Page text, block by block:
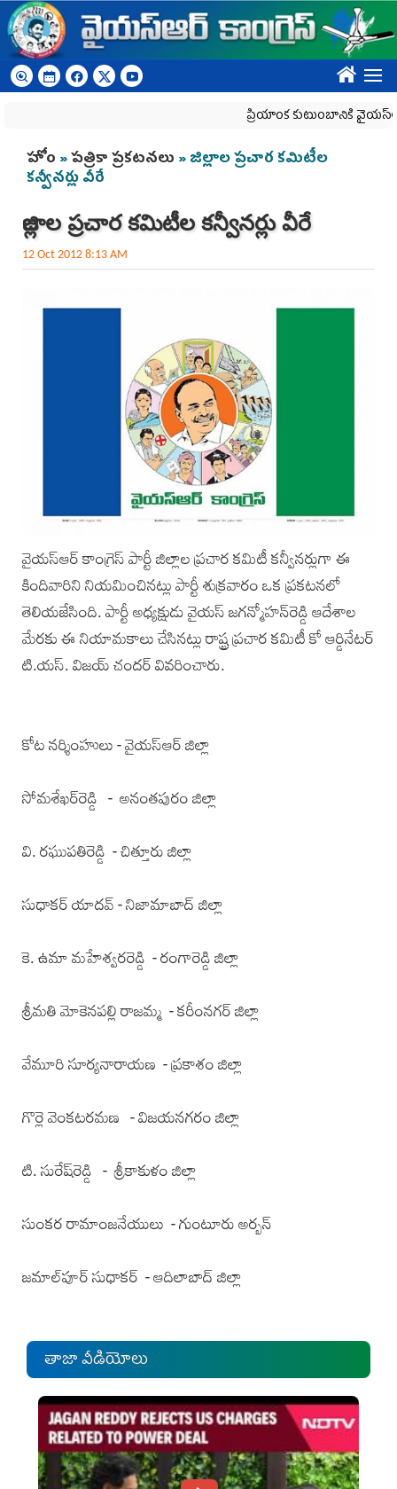
Skip to main content
????
ప్రియాంక కుటుంబానికి
You are here
హోం »పత్రికా ప్రకటనలు » జిల్లాల ప్రచార కమిటీల
కన్వీనర్లు వీరే
జిల్లాల ప్రచార కమిటీల కన్వీనర్లు వీరే
12 Oct 2012 8:13 AM
వైయస్‌ఆర్‌ కాంగ్రెస్‌ పార్టీ జిల్లాల ప్రచార కమిటీ కన్వీనర్లుగా ఈ
కిందివారిని నియమించినట్లు పార్టీ శుక్రవారం ఒక ప్రకటనలో
తెలియజేసింది. పార్టీ అధ్యక్షుడు వైయస్‌ జగన్మోహన్‌రెడ్డి ఆదేశాల
మేరకు ఈ నియామకాలు చేసినట్లు రాష్ట్ర ప్రచార కమిటీ కో ఆర్డినేటర్‌
టి.యస్‌. విజయ్‌ చందర్‌ వివరించారు.
కోట నర్శింహులు - వైయస్‌ఆర్‌ జిల్లా
సోమశేఖర్‌రెడ్డి - అనంతపురం జిల్లా
వి. రఘుపతిరెడ్డి - చిత్తూరు జిల్లా
సుధాకర్‌ యాదవ్‌ - నిజామాబాద్‌ జిల్లా
కె. ఉమా మహేశ్వరరెడ్డి - రంగారెడ్డి జిల్లా
శ్రీమతి మోకెనపల్లి రాజమ్మ - కరీంనగర్‌ జిల్లా
వేమూరి సూర్యనారాయణ - ప్రకాశం జిల్లా
గొర్లె వెంకటరమణ - విజయనగరం జిల్లా
టి. సురేష్‌రెడ్డి - శ్రీకాకుళం జిల్లా
సుంకర రామాంజనేయులు - గుంటూరు అర్బన్
‌జమాల్‌పూర్‌ సుధాకర్‌ - ఆదిలాబాద్‌ జిల్లా
తాజా వీడియోలు